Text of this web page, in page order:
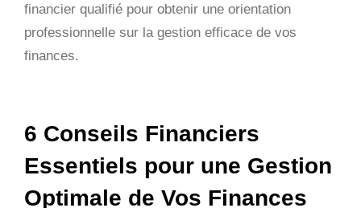
financier qualifié pour obtenir une orientation
professionnelle sur la gestion efficace de vos
finances.
6 Conseils Financiers
Essentiels pour une Gestion
Optimale de Vos Finances